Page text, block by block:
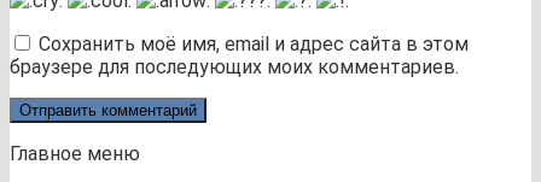
Сохранить моё имя, email и адрес сайта в этом
браузере для последующих моих комментариев.
Главное меню